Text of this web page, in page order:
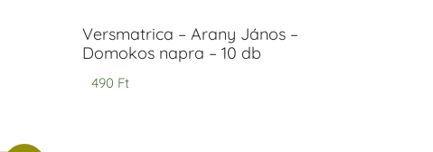
Versmatrica – Arany János –
Domokos napra – 10 db
490 Ft